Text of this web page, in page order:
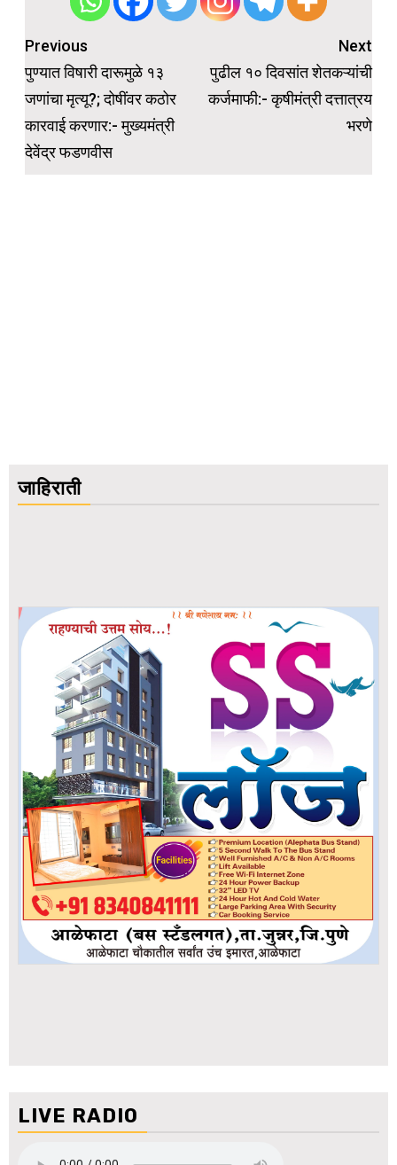
Post
navigation
Previous
पुण्यात विषारी दारूमुळे १३
जणांचा मृत्यू?; दोषींवर कठोर
कारवाई करणार:- मुख्यमंत्री
देवेंद्र फडणवीस
Next
पुढील १० दिवसांत शेतकऱ्यांची
कर्जमाफी:- कृषीमंत्री दत्तात्रय
भरणे
जाहिराती
LIVE RADIO